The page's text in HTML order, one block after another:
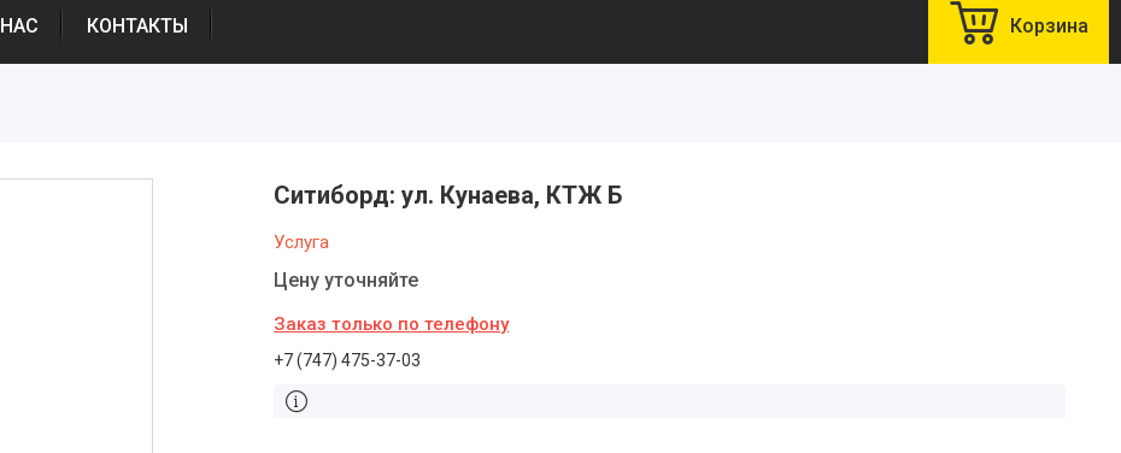
КОНТАКТЫ Корзина
Ситиборд: ул. Кунаева, КТЖ Б
Услуга
Цену уточняйте
Заказ только по телефону
+7 (747) 475-37-03